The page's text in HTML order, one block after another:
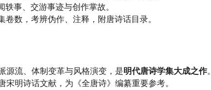
轶事、交游事迹与创作掌故。
卷数，考辨伪作、注释，附唐诗话目录。
源流、体制变革与风格演变，是明代唐诗学集大成之作。
宋明诗话文献，为《全唐诗》编纂重要参考。